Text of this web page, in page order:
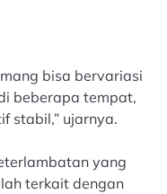
bisa bervariasi
beberapa tempat,
stabil,” ujarnya.
yang
terkait dengan